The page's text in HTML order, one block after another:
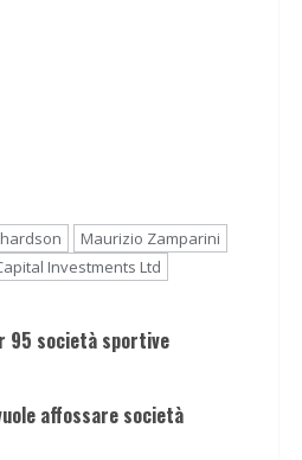
Maurizio Zamparini
Investments Ltd
95 società sportive
affossare società